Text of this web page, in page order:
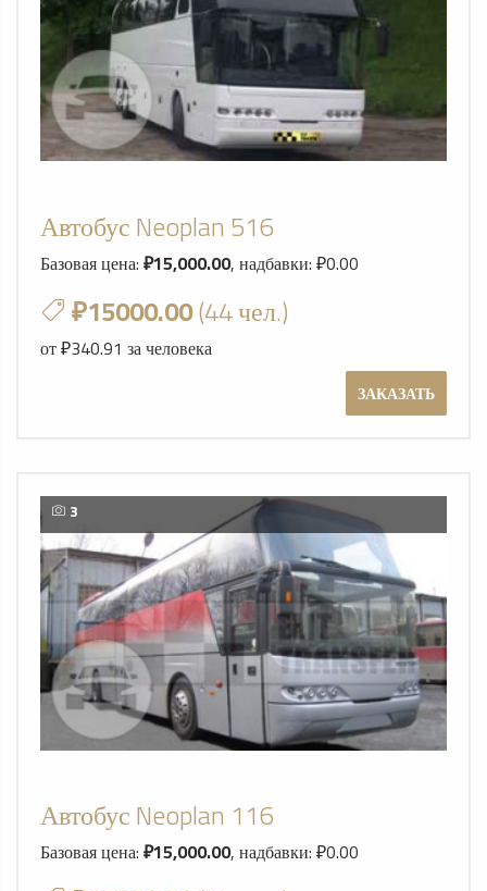
Автобус Neoplan 516
Базовая цена: ₽15,000.00, надбавки: ₽0.00
₽15000.00(44 чел.)
от ₽340.91 за человека
ЗАКАЗАТЬ
3
Автобус Neoplan 116
Базовая цена: ₽15,000.00, надбавки: ₽0.00